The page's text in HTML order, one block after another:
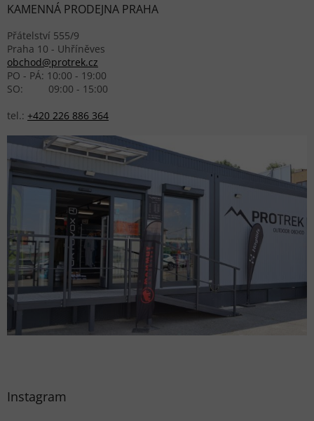
KAMENNÁ PRODEJNA PRAHA
Přátelství 555/9
Praha 10 - Uhříněves
obchod@protrek.cz
PO - PÁ: 10:00 - 19:00
SO: 09:00 - 15:00
tel.: +420 226 886 364
Instagram